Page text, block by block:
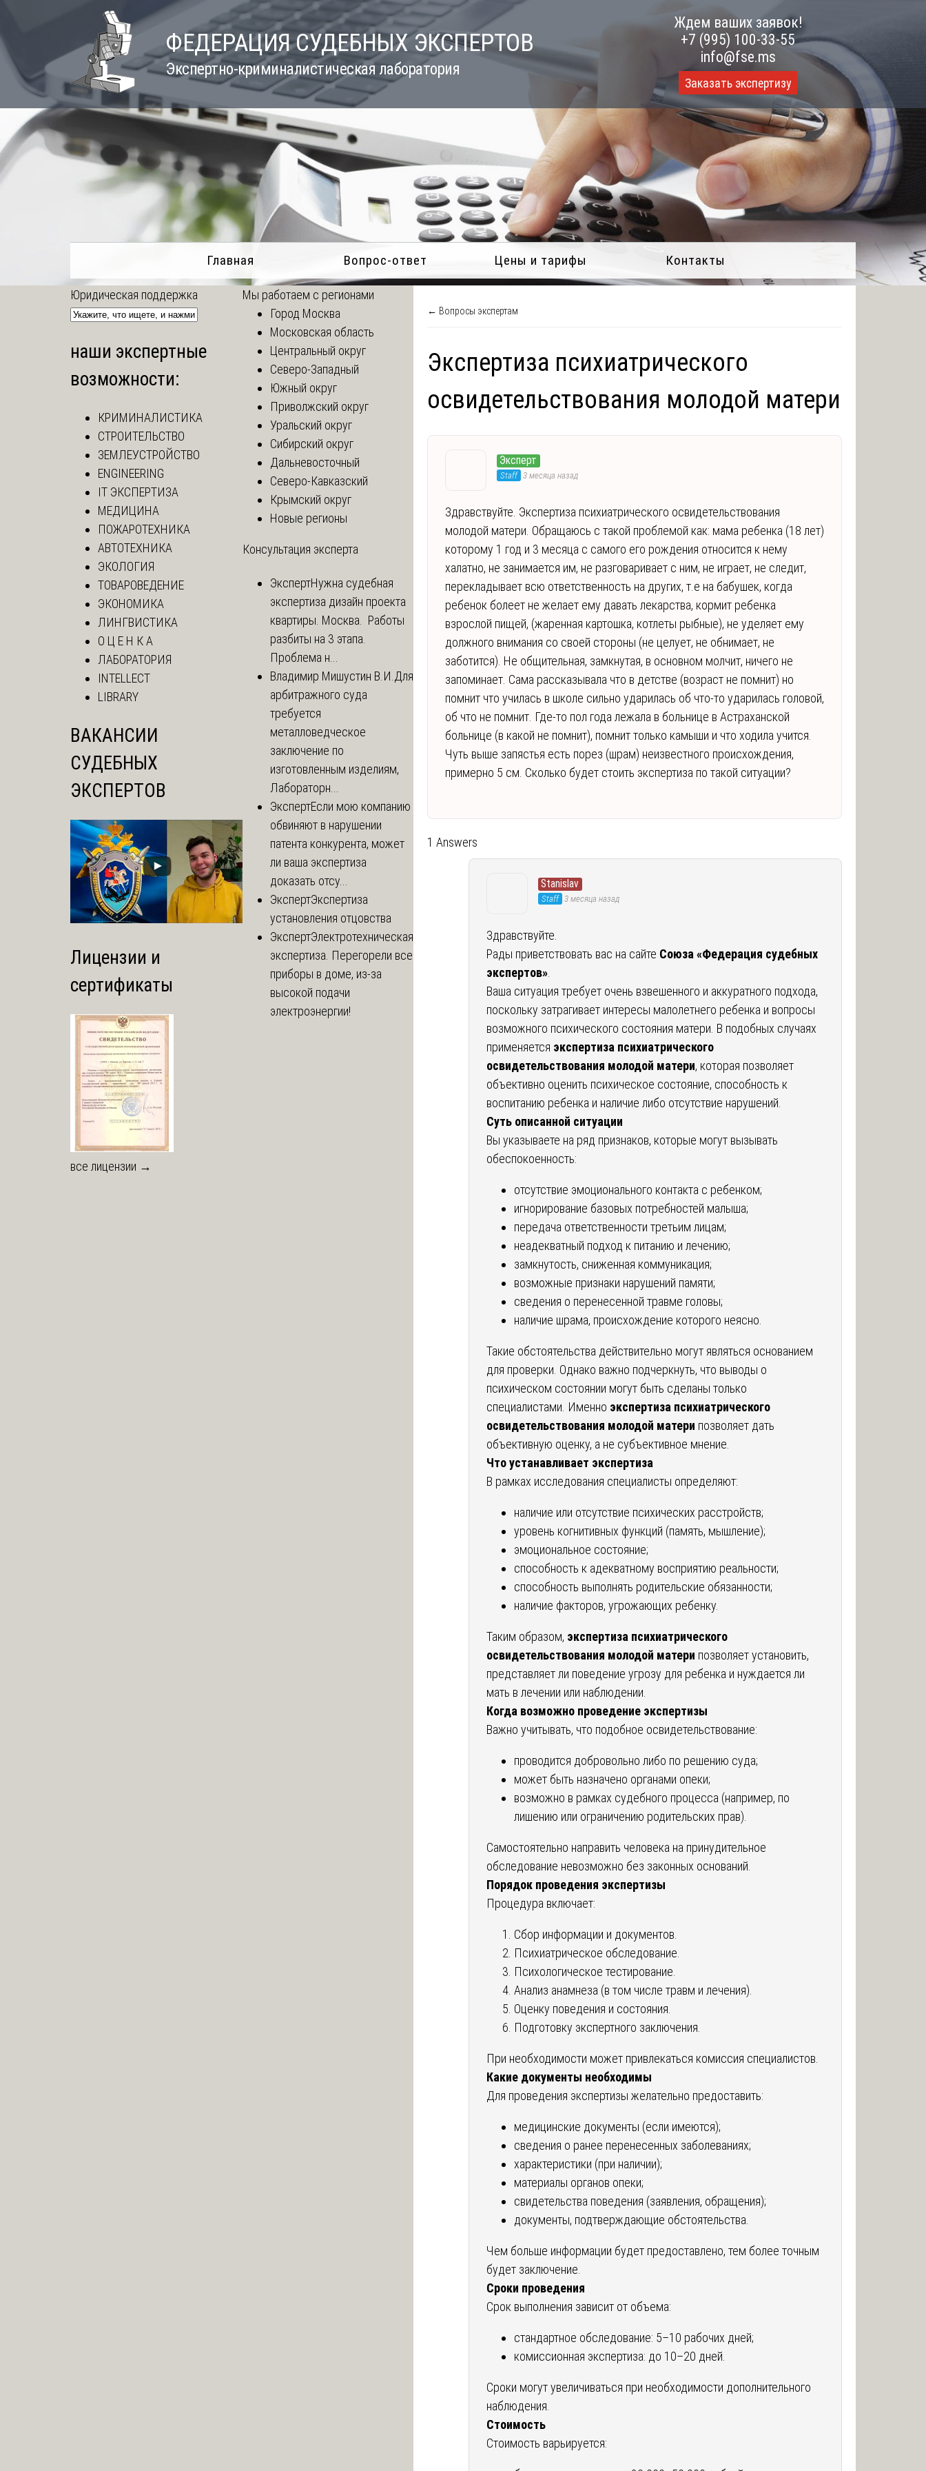
content
ФЕДЕРАЦИЯ СУДЕБНЫХ ЭКСПЕРТОВ
Экспертно-криминалистическая лаборатория
Ждем ваших заявок!
+7 (995) 100-33-55
info@fse.ms
Заказать экспертизу
Главная Вопрос-ответ Цены и тарифы Контакты
← Вопросы экспертам
Экспертиза психиатрического
освидетельствования молодой матери
Эксперт
Staff 3 месяца назад
Здравствуйте. Экспертиза психиатрического освидетельствования
молодой матери. Обращаюсь с такой проблемой как: мама ребенка (18 лет)
которому 1 год и 3 месяца с самого его рождения относится к нему
халатно, не занимается им, не разговаривает с ним, не играет, не следит,
перекладывает всю ответственность на других, т.е на бабушек, когда
ребенок болеет не желает ему давать лекарства, кормит ребенка
взрослой пищей, (жаренная картошка, котлеты рыбные), не уделяет ему
должного внимания со своей стороны (не целует, не обнимает, не
заботится). Не общительная, замкнутая, в основном молчит, ничего не
запоминает. Сама рассказывала что в детстве (возраст не помнит) но
помнит что училась в школе сильно ударилась об что-то ударилась головой,
об что не помнит. Где-то пол года лежала в больнице в Астраханской
больнице (в какой не помнит), помнит только камыши и что ходила учится.
Чуть выше запястья есть порез (шрам) неизвестного происхождения,
примерно 5 см. Сколько будет стоить экспертиза по такой ситуации?
1 Answers
Stanislav
Staff 3 месяца назад
Здравствуйте.
Рады приветствовать вас на сайте Союза «Федерация судебных
экспертов»
Ваша ситуация требует очень взвешенного и аккуратного подхода,
поскольку затрагивает интересы малолетнего ребенка и вопросы
возможного психического состояния матери. В подобных случаях
применяется экспертиза психиатрического
освидетельствования молодой матери, которая позволяет
объективно оценить психическое состояние, способность к
воспитанию ребенка и наличие либо отсутствие нарушений.
Суть описанной ситуации
Вы указываете на ряд признаков, которые могут вызывать
обеспокоенность:
отсутствие эмоционального контакта с ребенком;
игнорирование базовых потребностей малыша;
передача ответственности третьим лицам;
неадекватный подход к питанию и лечению;
замкнутость, сниженная коммуникация;
возможные признаки нарушений памяти;
сведения о перенесенной травме головы;
наличие шрама, происхождение которого неясно.
Такие обстоятельства действительно могут являться основанием
для проверки. Однако важно подчеркнуть, что выводы о
психическом состоянии могут быть сделаны только
специалистами. Именно экспертиза психиатрического
освидетельствования молодой матери позволяет дать
объективную оценку, а не субъективное мнение.
Что устанавливает экспертиза
В рамках исследования специалисты определяют:
наличие или отсутствие психических расстройств;
уровень когнитивных функций (память, мышление);
эмоциональное состояние;
способность к адекватному восприятию реальности;
способность выполнять родительские обязанности;
наличие факторов, угрожающих ребенку.
Таким образом, экспертиза психиатрического
освидетельствования молодой матери позволяет установить,
представляет ли поведение угрозу для ребенка и нуждается ли
мать в лечении или наблюдении.
Когда возможно проведение экспертизы
Важно учитывать, что подобное освидетельствование:
проводится добровольно либо по решению суда;
может быть назначено органами опеки;
возможно в рамках судебного процесса (например, по
лишению или ограничению родительских прав).
Самостоятельно направить человека на принудительное
обследование невозможно без законных оснований.
Порядок проведения экспертизы
Процедура включает:
Сбор информации и документов.
Психиатрическое обследование.
Психологическое тестирование.
Анализ анамнеза (в том числе травм и лечения).
Оценку поведения и состояния.
Подготовку экспертного заключения.
При необходимости может привлекаться комиссия специалистов.
Какие документы необходимы
Для проведения экспертизы желательно предоставить:
медицинские документы (если имеются);
сведения о ранее перенесенных заболеваниях;
характеристики (при наличии);
материалы органов опеки;
свидетельства поведения (заявления, обращения);
документы, подтверждающие обстоятельства.
Чем больше информации будет предоставлено, тем более точным
будет заключение.
Сроки проведения
Срок выполнения зависит от объема:
стандартное обследование: 5–10 рабочих дней;
комиссионная экспертиза: до 10–20 дней.
Сроки могут увеличиваться при необходимости дополнительного
наблюдения.
Стоимость
Стоимость варьируется:
Юридическая поддержка
наши экспертные
возможности:
КРИМИНАЛИСТИКА
СТРОИТЕЛЬСТВО
ЗЕМЛЕУСТРОЙСТВО
ENGINEERING
IT ЭКСПЕРТИЗА
МЕДИЦИНА
ПОЖАРОТЕХНИКА
АВТОТЕХНИКА
ЭКОЛОГИЯ
ТОВАРОВЕДЕНИЕ
ЭКОНОМИКА
ЛИНГВИСТИКА
О Ц Е Н К А
ЛАБОРАТОРИЯ
INTELLECT
LIBRARY
ВАКАНСИИ
СУДЕБНЫХ
ЭКСПЕРТОВ
Лицензии и
сертификаты
все лицензии →
Мы работаем с регионами
Город Москва
Московская область
Центральный округ
Северо-Западный
Южный округ
Приволжский округ
Уральский округ
Сибирский округ
Дальневосточный
Северо-Кавказский
Крымский округ
Новые регионы
Консультация эксперта
ЭкспертНужна судебная
экспертиза дизайн проекта
квартиры. Москва. Работы
разбиты на 3 этапа.
Проблема н...
Владимир Мишустин В.И. Для
арбитражного суда
требуется
металловедческое
заключение по
изготовленным изделиям,
Лабораторн...
ЭкспертЕсли мою компанию
обвиняют в нарушении
патента конкурента, может
ли ваша экспертиза
доказать отсу...
ЭкспертЭкспертиза
установления отцовства
ЭкспертЭлектротехническая
экспертиза. Перегорели все
приборы в доме, из-за
высокой подачи
электроэнергии!